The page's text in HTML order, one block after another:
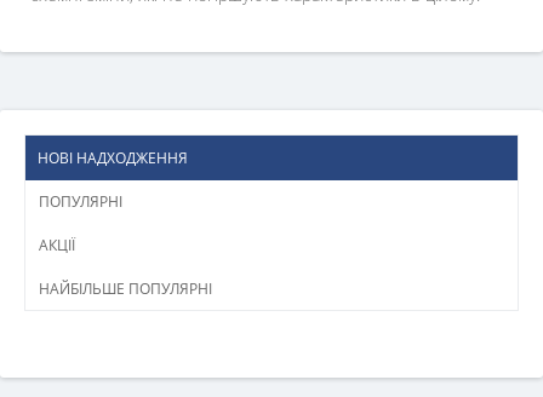
НОВІ НАДХОДЖЕННЯ
ПОПУЛЯРНІ
АКЦІЇ
НАЙБІЛЬШЕ ПОПУЛЯРНІ